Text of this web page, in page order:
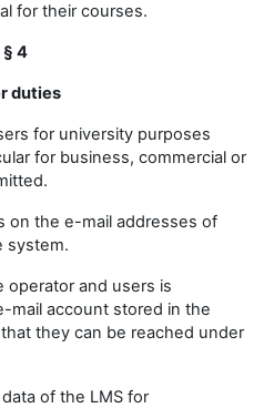
for their courses.
§ 4
duties
for university purposes
for business, commercial or
on the e-mail addresses of
system.
and users is
mail account stored in the
they can be reached under
of the LMS for